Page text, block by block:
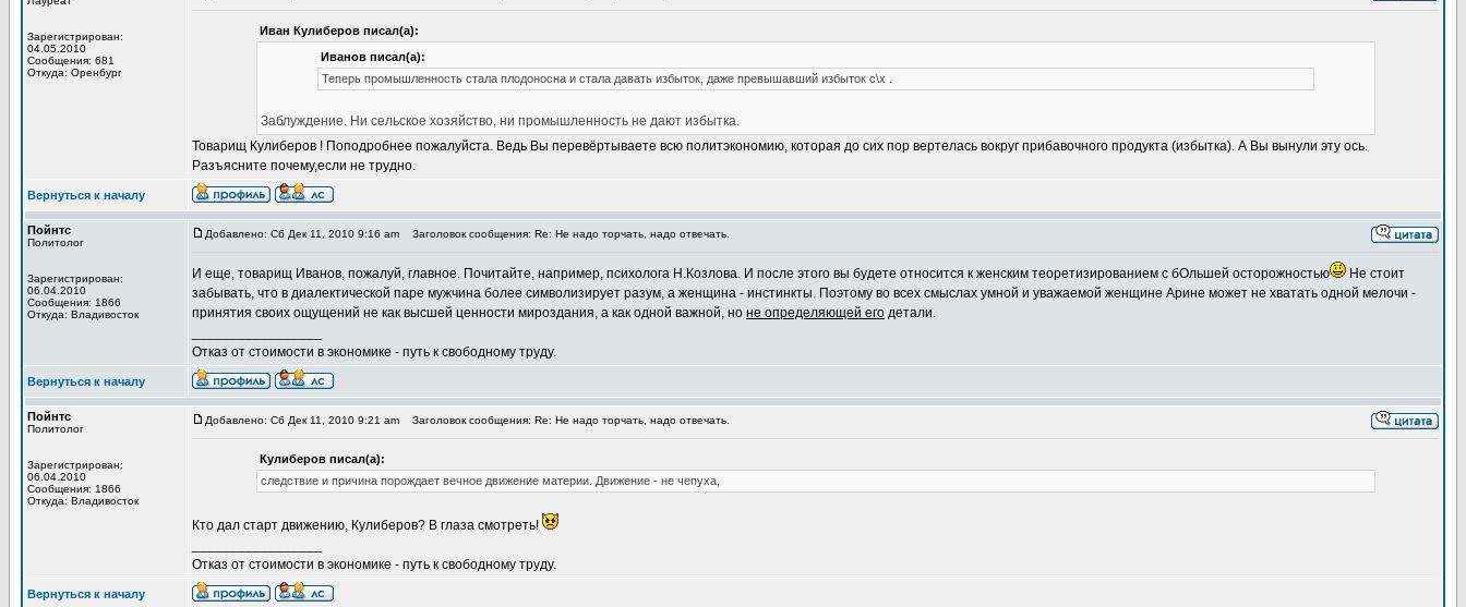
Зарегистрирован:
04.05.2010
Сообщения: 681
Откуда: Оренбург
Иван Кулиберов писал(а):
Иванов писал(а):
Теперь промышленность стала плодоносна и стала давать избыток, даже превышавший избыток с\х .
Заблуждение. Ни сельское хозяйство, ни промышленность не дают избытка.
Товарищ Кулиберов ! Поподробнее пожалуйста. Ведь Вы перевёртываете всю политэкономию, которая до сих пор вертелась вокруг прибавочного продукта (избытка). А Вы вынули эту ось.
Разъясните почему,если не трудно.
Вернуться к началу
Пойнтс
Политолог
Зарегистрирован:
06.04.2010
Сообщения: 1866
Откуда: Владивосток
Добавлено: Сб Дек 11, 2010 9:16 am Заголовок сообщения: Re: Не надо торчать, надо отвечать.
И еще, товарищ Иванов, пожалуй, главное. Почитайте, например, психолога Н.Козлова. И после этого вы будете относится к женским теоретизированием с бОльшей осторожностью
Не стоит
забывать, что в диалектической паре мужчина более символизирует разум, а женщина - инстинкты. Поэтому во всех смыслах умной и уважаемой женщине Арине может не хватать одной мелочи -
принятия своих ощущений не как высшей ценности мироздания, а как одной важной, но не определяющей его детали.
Отказ от стоимости в экономике - путь к свободному труду.
Вернуться к началу
Пойнтс
Политолог
Зарегистрирован:
06.04.2010
Сообщения: 1866
Откуда: Владивосток
Добавлено: Сб Дек 11, 2010 9:21 am Заголовок сообщения: Re: Не надо торчать, надо отвечать.
Кулиберов писал(а):
следствие и причина порождает вечное движение материи. Движение - не чепуха,
Кто дал старт движению, Кулиберов? В глаза смотреть!
Отказ от стоимости в экономике - путь к свободному труду.
Вернуться к началу